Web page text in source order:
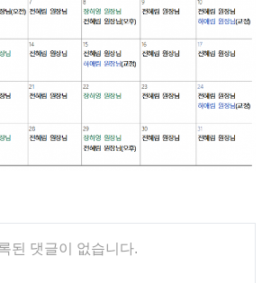
된 댓글이 없습니다.